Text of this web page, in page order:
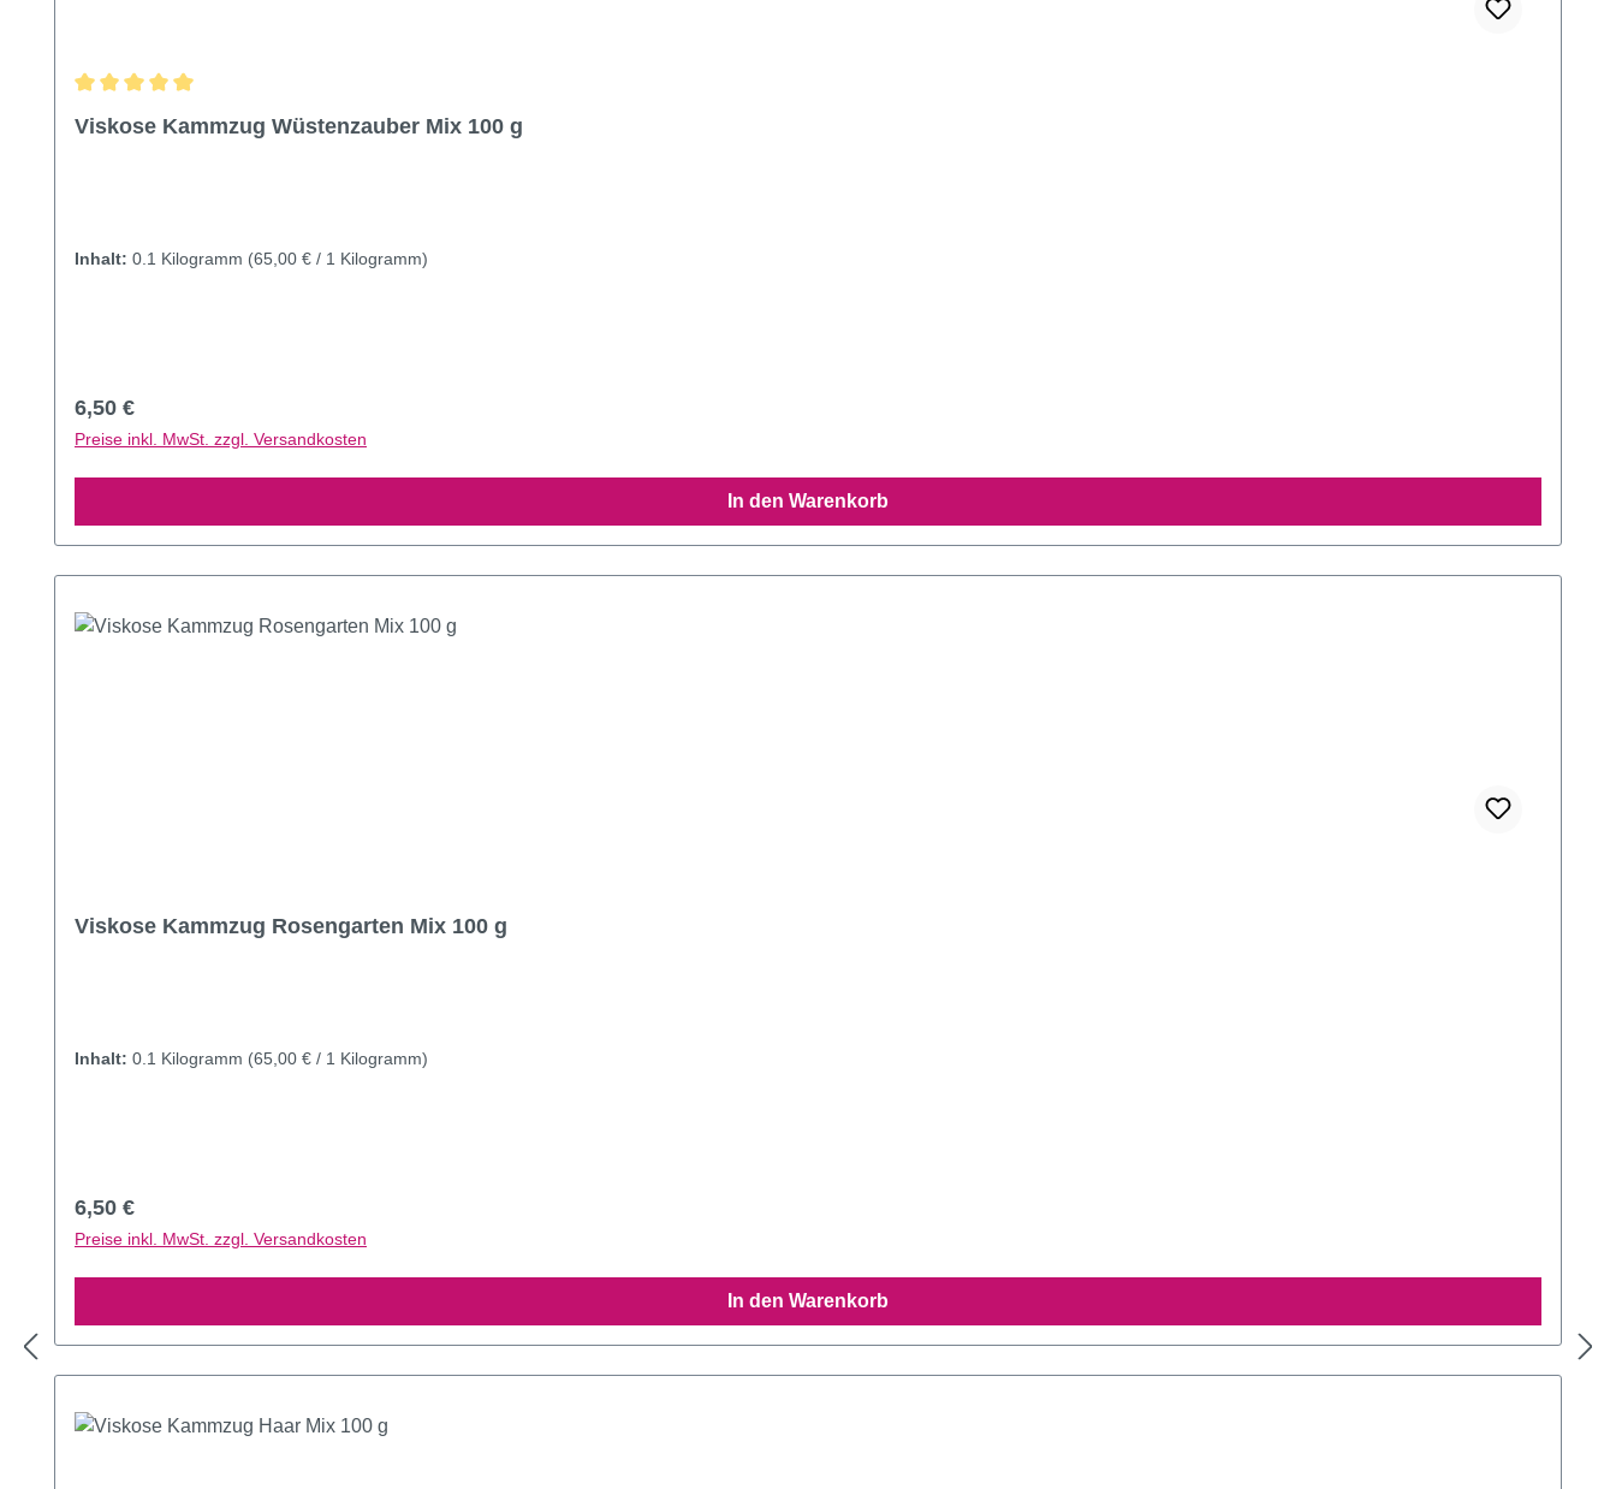
Durchschnittliche Bewertung von 5 von 5 Sternen
Viskose Kammzug Wüstenzauber Mix 100 g
Inhalt: 0.1 Kilogramm (65,00 € / 1 Kilogramm)
Regulärer Preis:
6,50 €
Preise inkl. MwSt. zzgl. Versandkosten
In den Warenkorb
Viskose Kammzug Rosengarten Mix 100 g
Inhalt: 0.1 Kilogramm (65,00 € / 1 Kilogramm)
Regulärer Preis:
6,50 €
Preise inkl. MwSt. zzgl. Versandkosten
In den Warenkorb